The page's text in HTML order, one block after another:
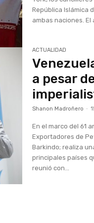
República Islámica
ambas naciones.
ACTUALIDAD
a pesar
Shanon Madroñero -
En el marco del 61
Exportadores de
Barkindo; realiza
principales países
reunió con...